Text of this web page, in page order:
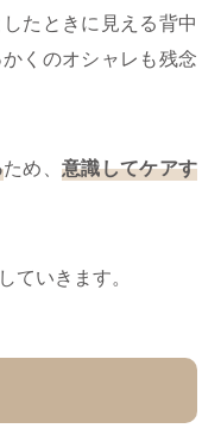
たときに見える背中
くのオシャレも残念
ため、 意識してケアす
ていきます。